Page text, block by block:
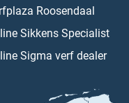
Roosendaal
Sikkens Specialist
Sigma verf dealer